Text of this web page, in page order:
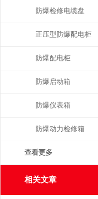
防爆检修电缆盘
正压型防爆配电柜
防爆配电柜
防爆启动箱
防爆仪表箱
防爆动力检修箱
查看更多
相关文章